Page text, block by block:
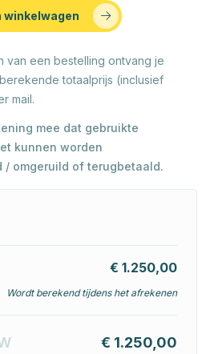
winkelwagen
van een bestelling ontvang je
totaalprijs (inclusief
mail.
mee dat gebruikte
kunnen worden
/ omgeruild of terugbetaald.
€ 1.250,00
Wordt berekend tijdens het afrekenen
€ 1.250,00